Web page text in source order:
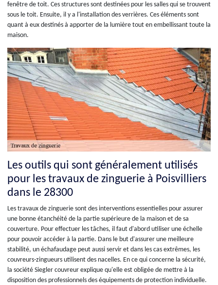
fenêtre de toit. Ces structures sont destinées pour les salles qui se trouvent
sous le toit. Ensuite, il y a l'installation des verrières. Ces éléments sont
quant à eux destinés à apporter de la lumière tout en embellissant toute la
maison.
Les outils qui sont généralement utilisés
pour les travaux de zinguerie à Poisvilliers
dans le 28300
Les travaux de zinguerie sont des interventions essentielles pour assurer
une bonne étanchéité de la partie supérieure de la maison et de sa
couverture. Pour effectuer les tâches, il faut d'abord utiliser une échelle
pour pouvoir accéder à la partie. Dans le but d'assurer une meilleure
stabilité, un échafaudage peut aussi servir et dans les cas extrêmes, les
couvreurs-zingueurs utilisent des nacelles. En ce qui concerne la sécurité,
la société Siegler couvreur explique qu'elle est obligée de mettre à la
disposition des professionnels des équipements de protection individuelle.